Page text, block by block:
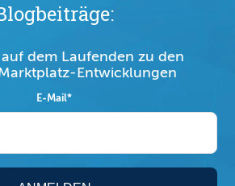
auf dem Laufenden zu den
Entwicklungen
E-Mail*